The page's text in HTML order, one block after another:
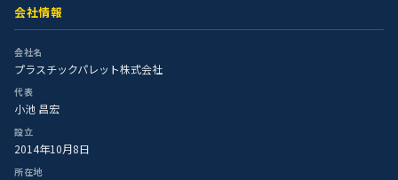
会社情報
会社名
プラスチックパレット株式会社
代表
小池 昌宏
設立
2014年10月8日
所在地